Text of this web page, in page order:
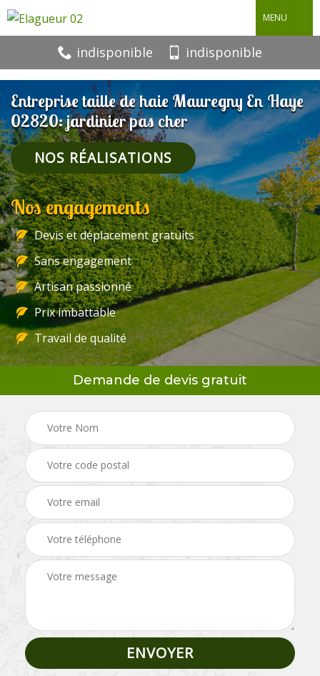
MENU
indisponible indisponible
Entreprise taille de haie Mauregny En Haye
02820: jardinier pas cher
NOS RÉALISATIONS
Nos engagements
Devis et déplacement gratuits
Sans engagement
Artisan passionné
Prix imbattable
Travail de qualité
Demande de devis gratuit